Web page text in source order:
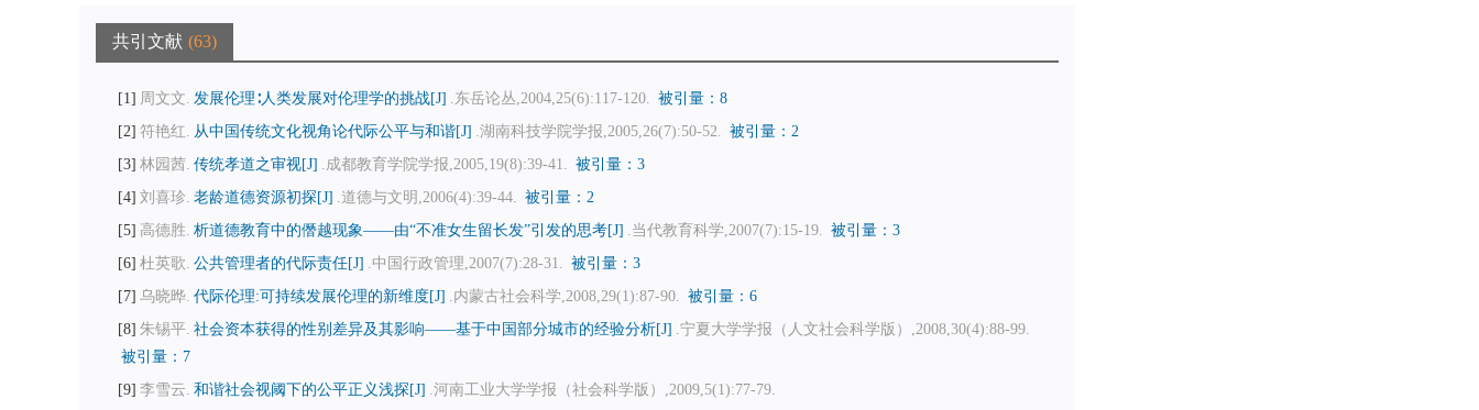
共引文献 63
1 周文文. 发展伦理∶人类发展对伦理学的挑战[J] .东岳论丛,2004,25(6):117-120. 被引量：8
2 符艳红. 从中国传统文化视角论代际公平与和谐[J] .湖南科技学院学报,2005,26(7):50-52. 被引量：2
3 林园茜. 传统孝道之审视[J] .成都教育学院学报,2005,19(8):39-41. 被引量：3
4 刘喜珍. 老龄道德资源初探[J] .道德与文明,2006(4):39-44. 被引量：2
5 高德胜. 析道德教育中的僭越现象——由“不准女生留长发”引发的思考[J] .当代教育科学,2007(7):15-19. 被引量：3
6 杜英歌. 公共管理者的代际责任[J] .中国行政管理,2007(7):28-31. 被引量：3
7 乌晓晔. 代际伦理:可持续发展伦理的新维度[J] .内蒙古社会科学,2008,29(1):87-90. 被引量：6
8 朱锡平. 社会资本获得的性别差异及其影响——基于中国部分城市的经验分析[J] .宁夏大学学报（人文社会科学版）,2008,30(4):88-99.
被引量：7
9 李雪云. 和谐社会视阈下的公平正义浅探[J] .河南工业大学学报（社会科学版）,2009,5(1):77-79.